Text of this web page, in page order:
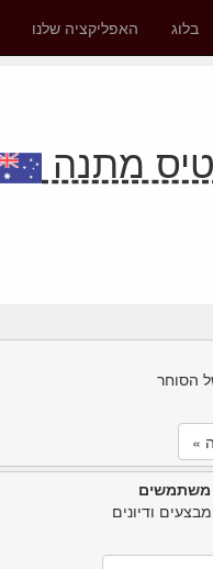
האפליקציה שלנו בלוג
הסוחר
»
משתמשים
ודיונים